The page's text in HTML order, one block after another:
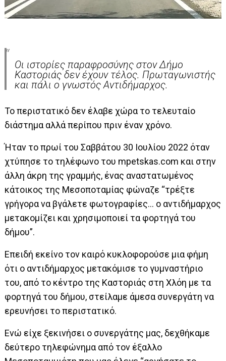
Οι ιστορίες παραφροσύνης στον Δήμο
Καστοριάς δεν έχουν τέλος. Πρωταγωνιστής
και πάλι ο γνωστός Αντιδήμαρχος.
Το περιστατικό δεν έλαβε χώρα το τελευταίο
διάστημα αλλά περίπου πριν έναν χρόνο.
Ήταν το πρωί του Σαββάτου 30 Ιουλίου 2022 όταν
χτύπησε το τηλέφωνο του mpetskas.com και στην
άλλη άκρη της γραμμής, ένας αναστατωμένος
κάτοικος της Μεσοποταμίας φώναζε “τρέξτε
γρήγορα να βγάλετε φωτογραφίες… ο αντιδήμαρχος
μετακομίζει και χρησιμοποιεί τα φορτηγά του
δήμου”.
Επειδή εκείνο τον καιρό κυκλοφορούσε μια φήμη
ότι ο αντιδήμαρχος μετακόμισε το γυμναστήριο
του, από το κέντρο της Καστοριάς στη Χλόη με τα
φορτηγά του δήμου, στείλαμε άμεσα συνεργάτη να
ερευνήσει το περιστατικό.
Ενώ είχε ξεκινήσει ο συνεργάτης μας, δεχθήκαμε
δεύτερο τηλεφώνημα από τον έξαλλο